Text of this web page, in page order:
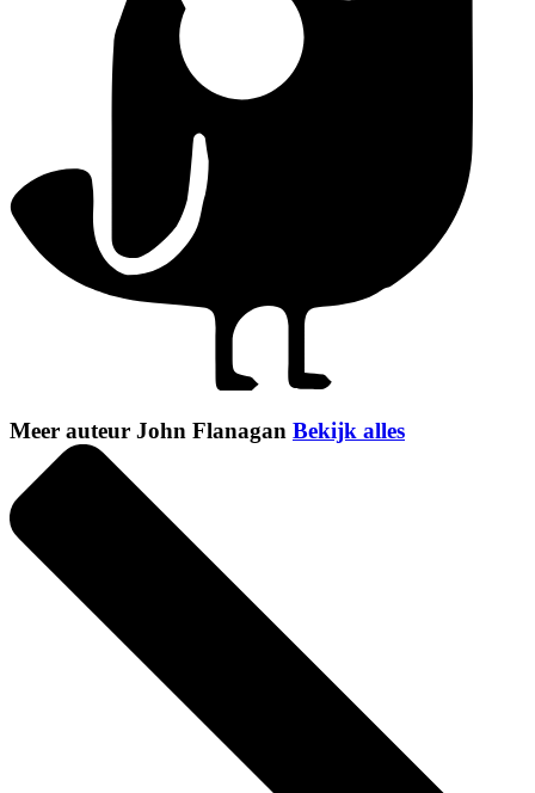
Meer auteur John Flanagan Bekijk alles